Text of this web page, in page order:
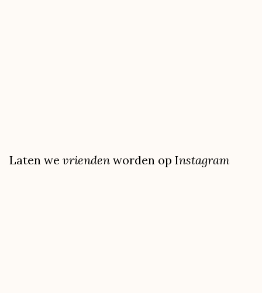
Laten we vrienden worden op Instagram